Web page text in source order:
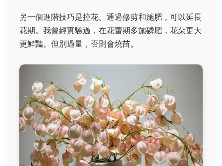
另一個進階技巧是控花。通過修剪和施肥，可以延長
花期。我曾經實驗過，在花蕾期多施磷肥，花朵更大
更鮮豔。但別過量，否則會燒苗。